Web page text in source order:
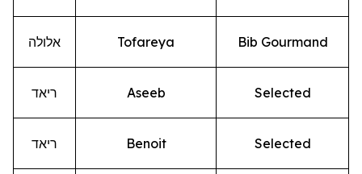
אלולה Tofareya Bib Gourmand
ריאד Aseeb Selected
ריאד Benoit Selected